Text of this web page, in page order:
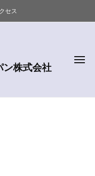
セス
ン株式会社
メ